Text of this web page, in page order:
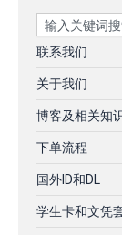
Search
联系我们
关于我们
博客及相关知
下单流程
国外ID和DL
学生卡和文凭